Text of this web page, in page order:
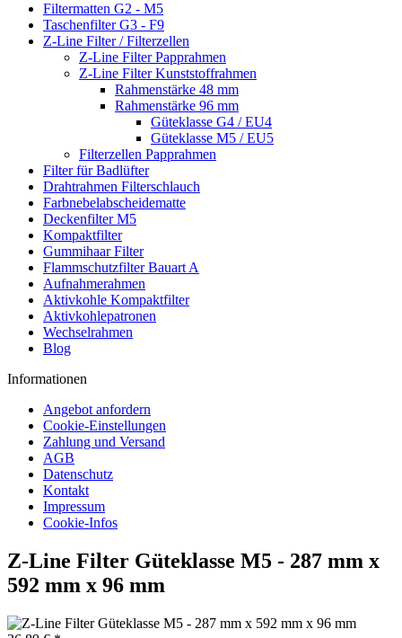
Filtermatten G2 - M5
Taschenfilter G3 - F9
Z-Line Filter / Filterzellen
Z-Line Filter Papprahmen
Z-Line Filter Kunststoffrahmen
Rahmenstärke 48 mm
Rahmenstärke 96 mm
Güteklasse G4 / EU4
Güteklasse M5 / EU5
Filterzellen Papprahmen
Filter für Badlüfter
Drahtrahmen Filterschlauch
Farbnebelabscheidematte
Deckenfilter M5
Kompaktfilter
Gummihaar Filter
Flammschutzfilter Bauart A
Aufnahmerahmen
Aktivkohle Kompaktfilter
Aktivkohlepatronen
Wechselrahmen
Blog
Informationen
Angebot anfordern
Cookie-Einstellungen
Zahlung und Versand
AGB
Datenschutz
Kontakt
Impressum
Cookie-Infos
Z-Line Filter Güteklasse M5 - 287 mm x
592 mm x 96 mm